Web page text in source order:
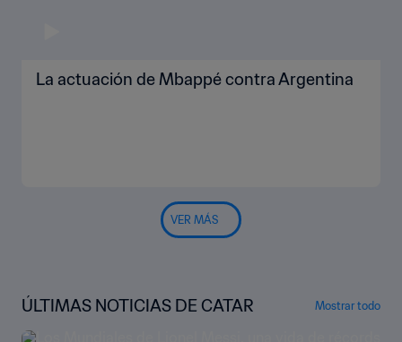
La actuación de Mbappé contra Argentina
VER MÁS
ÚLTIMAS NOTICIAS DE CATAR Mostrar todo